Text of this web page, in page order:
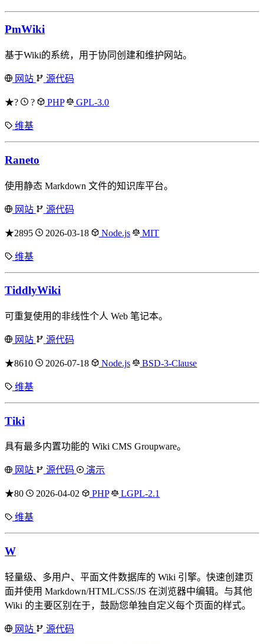
PmWiki
基于Wiki的系统，用于协同创建和维护网站。
网站 源代码
★? ? PHP GPL-3.0
维基
Raneto
使用静态 Markdown 文件的知识库平台。
网站 源代码
★2895 2026-03-18 Node.js MIT
维基
TiddlyWiki
可重复使用的非线性个人 Web 笔记本。
网站 源代码
★8610 2026-07-18 Node.js BSD-3-Clause
维基
Tiki
具有最多内置功能的 Wiki CMS Groupware。
网站 源代码 演示
★80 2026-04-02 PHP LGPL-2.1
维基
W
轻量级、多用户、平面文件数据库的 Wiki 引擎。快速创建页
面并使用 Markdown/HTML/CSS/JS 在浏览器中编辑。与其他
Wiki 的主要区别在于，鼓励您单独自定义每个页面的样式。
网站 源代码